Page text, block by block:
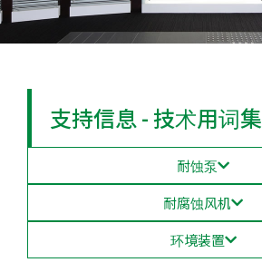
支持信息 - 技术用词集
耐蚀泵
耐腐蚀风机
环境装置